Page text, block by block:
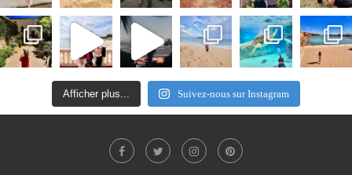
Afficher plus... Suivez-nous sur Instagram